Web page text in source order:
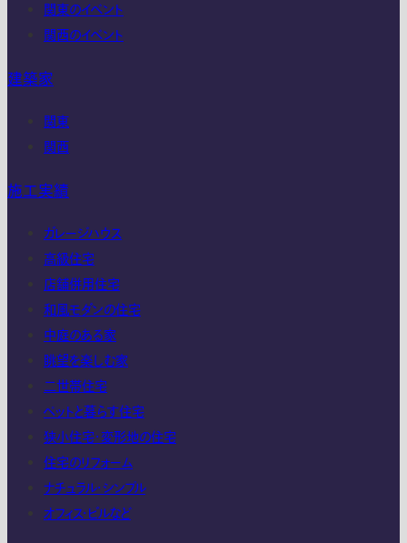
関東のイベント
関西のイベント
建築家
関東
関西
施工実績
ガレージハウス
高級住宅
店舗併用住宅
和風モダンの住宅
中庭のある家
眺望を楽しむ家
二世帯住宅
ペットと暮らす住宅
狭小住宅・変形地の住宅
住宅のリフォーム
ナチュラル・シンプル
オフィス・ビルなど